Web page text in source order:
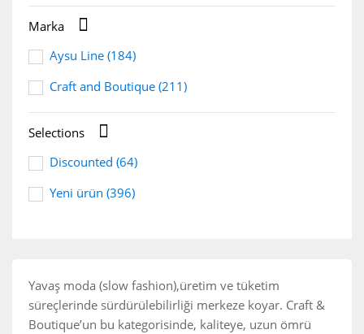
Marka 
Aysu Line (184)
Craft and Boutique (211)
Selections 
Discounted (64)
Yeni ürün (396)
Yavaş moda (slow fashion),üretim ve tüketim
süreçlerinde sürdürülebilirliği merkeze koyar. Craft &
Boutique’un bu kategorisinde, kaliteye, uzun ömrü